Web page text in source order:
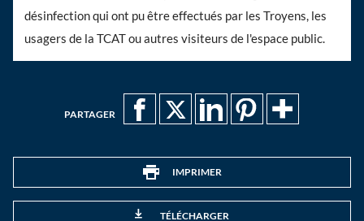
désinfection qui ont pu être effectués par les Troyens, les
usagers de la TCAT ou autres visiteurs de l'espace public.
PARTAGER
IMPRIMER
TÉLÉCHARGER